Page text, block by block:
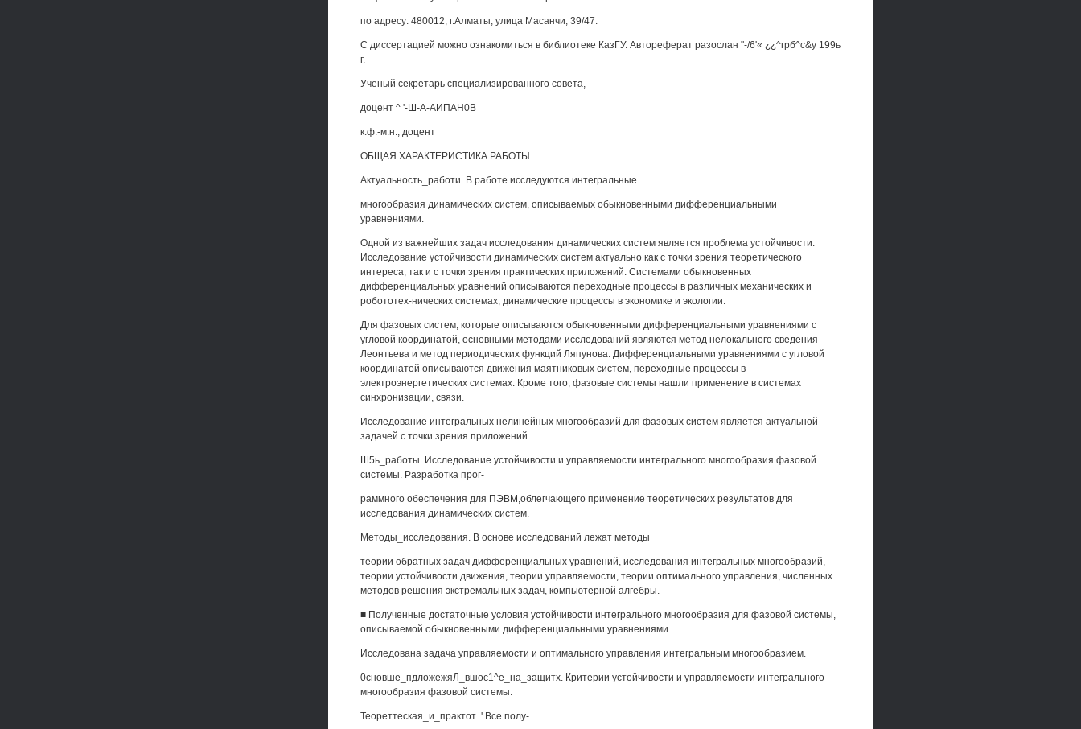
по адресу: 480012, г.Алматы, улица Масанчи, 39/47.
С диссертацией можно ознакомиться в библиотеке КазГУ. Автореферат разослан "-/6'« ¿¿^грб^с&у 199ь
г.
Ученый секретарь специализированного совета,
доцент ^ '-Ш-А-АИПАН0В
к.ф.-м.н., доцент
ОБЩАЯ ХАРАКТЕРИСТИКА РАБОТЫ
Актуальность_работи. В работе исследуются интегральные
многообразия динамических систем, описываемых обыкновенными дифференциальными
уравнениями.
Одной из важнейших задач исследования динамических систем является проблема устойчивости.
Исследование устойчивости динамических систем актуально как с точки зрения теоретического
интереса, так и с точки зрения практических приложений. Системами обыкновенных
дифференциальных уравнений описываются переходные процессы в различных механических и
робототех-нических системах, динамические процессы в экономике и экологии.
Для фазовых систем, которые описываются обыкновенными дифференциальными уравнениями с
угловой координатой, основными методами исследований являются метод нелокального сведения
Леонтьева и метод периодических функций Ляпунова. Дифференциальными уравнениями с угловой
координатой описываются движения маятниковых систем, переходные процессы в
электроэнергетических системах. Кроме того, фазовые системы нашли применение в системах
синхронизации, связи.
Исследование интегральных нелинейных многообразий для фазовых систем является актуальной
задачей с точки зрения приложений.
Ш5ь_работы. Исследование устойчивости и управляемости интегрального многообразия фазовой
системы. Разработка прог-
раммного обеспечения для ПЭВМ,облегчающего применение теоретических результатов для
исследования динамических систем.
Методы_исследования. В основе исследований лежат методы
теории обратных задач дифференциальных уравнений, исследования интегральных многообразий,
теории устойчивости движения, теории управляемости, теории оптимального управления, численных
методов решения экстремальных задач, компьютерной алгебры.
■ Полученные достаточные условия устойчивости интегрального многообразия для фазовой системы,
описываемой обыкновенными дифференциальными уравнениями.
Исследована задача управляемости и оптимального управления интегральным многообразием.
0сновше_пдложежяЛ_вшос1^е_на_защитх. Критерии устойчивости и управляемости интегрального
многообразия фазовой системы.
Теореттеская_и_практот .' Все полу-